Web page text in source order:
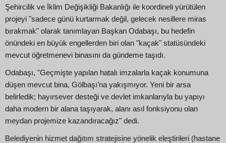
Şehircilik ve İklim Değişikliği Bakanlığı ile koordineli yürütülen
projeyi "sadece günü kurtarmak değil, gelecek nesillere miras
bırakmak" olarak tanımlayan Başkan Odabaşı, bu hedefin
önündeki en büyük engellerden biri olan "kaçak" statüsündeki
mevcut öğretmenevi binasını da gündeme taşıdı.
Odabaşı, "Geçmişte yapılan hatalı imzalarla kaçak konumuna
düşen mevcut bina, Gölbaşı’na yakışmıyor. Yeni bir arsa
belirledik; hayırsever desteği ve devlet imkanlarıyla bu yapıyı
daha modern bir alana taşıyarak, alanı asıl fonksiyonu olan
meydan projemize kazandıracağız" dedi.
Belediyenin hizmet dağıtım stratejisine yönelik eleştirileri (hastane